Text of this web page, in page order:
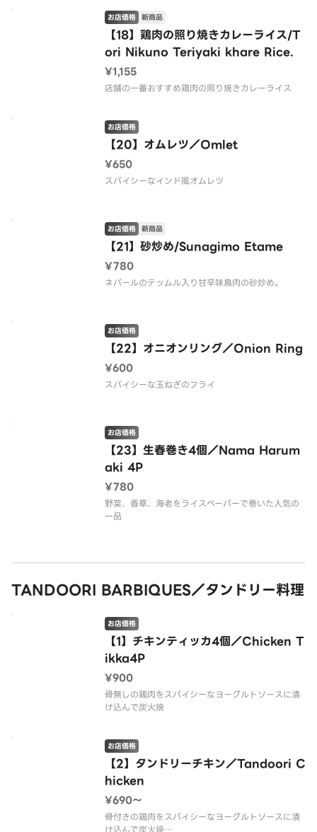
【18】鶏肉の照り焼きカレーライス/T
ori Nikuno Teriyaki khare Rice.
お店価格 新商品
¥1,155
店舗の一番おすすめ鶏肉の照り焼きカレーライス
【20】オムレツ／Omlet
お店価格
¥650
スパイシーなインド風オムレツ
【21】砂炒め/Sunagimo Etame
お店価格 新商品
¥780
ネパールのテッムル入り甘辛味鳥肉の砂炒め。
【22】オニオンリング／Onion Ring
お店価格
¥600
スパイシーな玉ねぎのフライ
【23】生春巻き4個／Nama Harum
aki 4P
お店価格
¥780
野菜、香草、海老をライスペーパーで巻いた人気の
一品
TANDOORI BARBIQUES／タンドリー料理
【1】チキンティッカ4個／Chicken T
ikka4P
お店価格
¥900
骨無しの鶏肉をスパイシーなヨーグルトソースに漬
け込んで炭火焼
【2】タンドリーチキン／Tandoori C
hicken
お店価格
¥690〜
骨付きの鶏肉をスパイシーなヨーグルトソースに漬